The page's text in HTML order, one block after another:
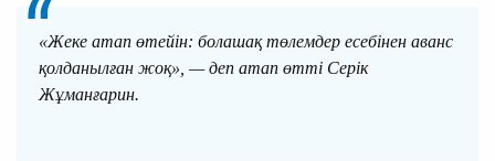
«Жеке атап өтейін: болашақ төлемдер есебінен аванс
қолданылған жоқ», — деп атап өтті Серік
Жұманғарин.